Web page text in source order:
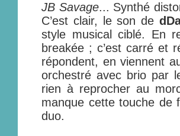
JB Savage... Synthé
C’est clair, le son de
style musical ciblé. En
breakée ; c’est carré et
répondent, en viennent
orchestré avec brio par
rien à reprocher au
manque cette touche de
duo.